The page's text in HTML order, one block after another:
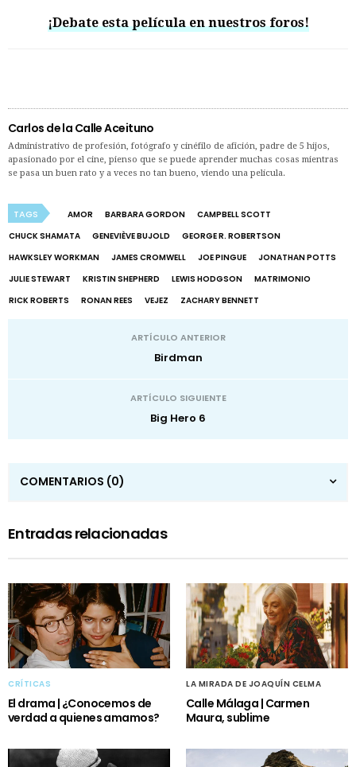
¡Debate esta película en nuestros foros!
Carlos de la Calle Aceituno
Administrativo de profesión, fotógrafo y cinéfilo de afición, padre de 5 hijos,
apasionado por el cine, pienso que se puede aprender muchas cosas mientras
se pasa un buen rato y a veces no tan bueno, viendo una película.
TAGS AMOR BARBARA GORDON
CAMPBELL SCOTT
CHUCK SHAMATA
GENEVIÈVE BUJOLD
GEORGE R. ROBERTSON
HAWKSLEY WORKMAN
JAMES CROMWELL JOE PINGUE
JONATHAN POTTS
JULIE STEWART
KRISTIN SHEPHERD LEWIS HODGSON
MATRIMONIO
RICK ROBERTS
RONAN REES VEJEZ ZACHARY BENNETT
ARTÍCULO ANTERIOR
Birdman
ARTÍCULO SIGUIENTE
Big Hero 6
COMENTARIOS (0)
Entradas relacionadas
CRÍTICAS
El drama | ¿Conocemos de
verdad a quienes amamos?
LA MIRADA DE JOAQUÍN CELMA
Calle Málaga | Carmen
Maura, sublime